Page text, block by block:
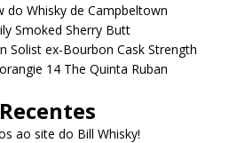
do Whisky de Campbeltown
Smoked Sherry Butt
Solist ex-Bourbon Cask Strength
14 The Quinta Ruban
ao site do Bill Whisky!